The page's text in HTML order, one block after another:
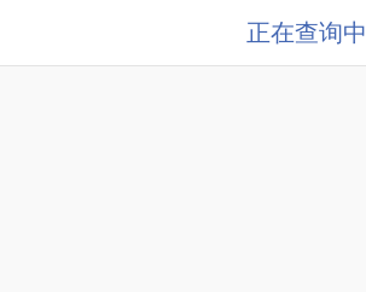
正在查询中